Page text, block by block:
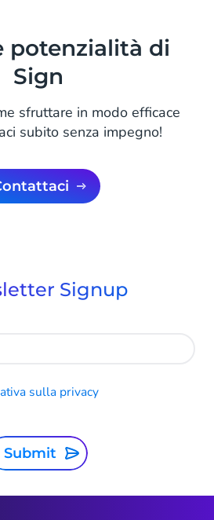
potenzialità di
Sign
sfruttare in modo efficace
subito senza impegno!
Contattaci
Signup
sulla privacy
Submit